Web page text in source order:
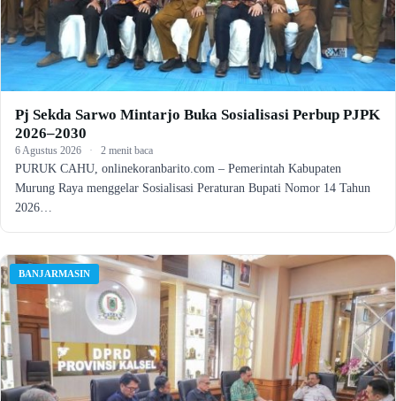
Pj Sekda Sarwo Mintarjo Buka Sosialisasi Perbup PJPK
2026–2030
6 Agustus 2026 · 2 menit baca
PURUK CAHU, onlinekoranbarito.com – Pemerintah Kabupaten
Murung Raya menggelar Sosialisasi Peraturan Bupati Nomor 14 Tahun
2026…
BANJARMASIN